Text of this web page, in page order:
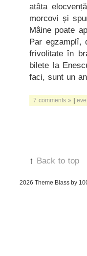
atâta
morcovi și
Mâine poate
Par egzamplî,
frivolitate în
bilete la
faci, sunt un
7 comments » |
↑ Back to top
2026 Theme Blass by